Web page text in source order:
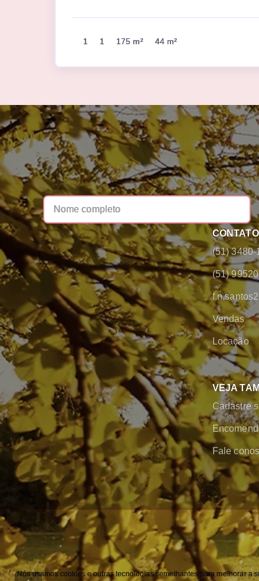
1 1 175 m² 44 m²
CONTATO
(51) 3480-
(51)
Vendas
Locação
VEJA
Cadastre
Fale
Nós usamos cookies e outras tecnologias semelhantes para melhorar